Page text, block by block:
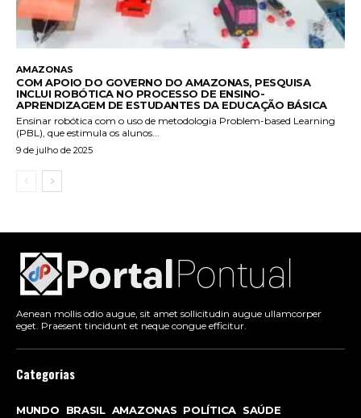
AMAZONAS
COM APOIO DO GOVERNO DO AMAZONAS, PESQUISA
INCLUI ROBÓTICA NO PROCESSO DE ENSINO-
APRENDIZAGEM DE ESTUDANTES DA EDUCAÇÃO BÁSICA
Ensinar robótica com o uso de metodologia Problem-based Learning
(PBL), que estimula os alunos...
9 de julho de 2025
Aenean mollis odio augue, sit amet sollicitudin augue ullamcorper
eget. Praesent tincidunt et neque congue efficitur.
Categorias
MUNDO BRASIL AMAZONAS POLÍTICA SAÚDE